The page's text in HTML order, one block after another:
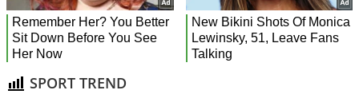
SPORT TREND